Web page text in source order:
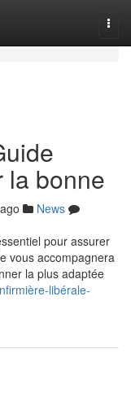
la bonne
News
pour assurer
vous accompagnera
la plus adaptée
libérale-